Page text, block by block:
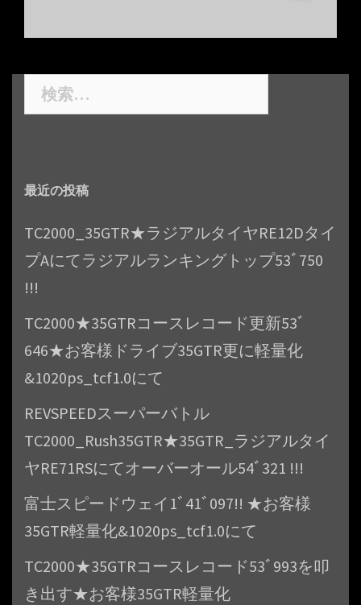
ン
索:
最近の投稿
TC2000_35GTR★ラジアルタイヤRE12Dタイ
プAにてラジアルランキングトップ53ﾞ750
!!!
TC2000★35GTRコースレコード更新53ﾞ
646★お客様ドライブ35GTR更に軽量化
&1020ps_tcf1.0にて
REVSPEEDスーパーバトル
TC2000_Rush35GTR★35GTR_ラジアルタイ
ヤRE71RSにてオーバーオール54ﾞ321 !!!
富士スピードウェイ1ﾞ41ﾞ097!! ★お客様
35GTR軽量化&1020ps_tcf1.0にて
TC2000★35GTRコースレコード53ﾞ993を叩
き出す★お客様35GTR軽量化